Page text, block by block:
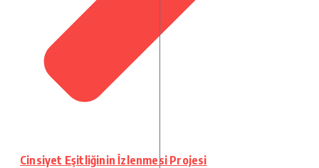
Cinsiyet Eşitliğinin İzlenmesi Projesi